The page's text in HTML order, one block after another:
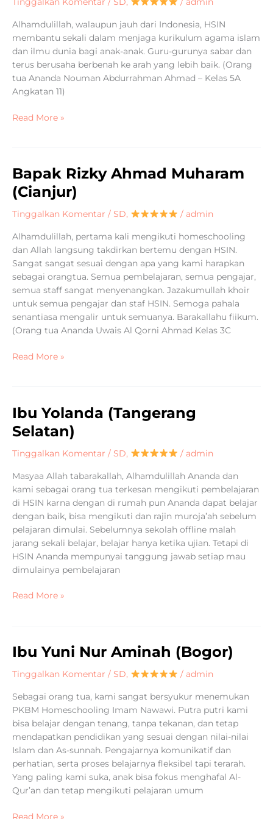
Alhamdulillah, walaupun jauh dari Indonesia, HSIN
membantu sekali dalam menjaga kurikulum agama islam
dan ilmu dunia bagi anak-anak. Guru-gurunya sabar dan
terus berusaha berbenah ke arah yang lebih baik. (Orang
tua Ananda Nouman Abdurrahman Ahmad – Kelas 5A
Angkatan 11)
Arabia)
Read More »
Bapak Rizky Ahmad Muharam
(Cianjur)
Tinggalkan Komentar / SD, / admin
Alhamdulillah, pertama kali mengikuti homeschooling
dan Allah langsung takdirkan bertemu dengan HSIN.
Sangat sangat sesuai dengan apa yang kami harapkan
sebagai orangtua. Semua pembelajaran, semua pengajar,
semua staff sangat menyenangkan. Jazakumullah khoir
untuk semua pengajar dan staf HSIN. Semoga pahala
senantiasa mengalir untuk semuanya. Barakallahu fiikum.
(Orang tua Ananda Uwais Al Qorni Ahmad Kelas 3C
Bapak
Rizky
Ahmad
Muharam
Read More »
Ibu Yolanda (Tangerang
Selatan)
Tinggalkan Komentar / SD, / admin
Masyaa Allah tabarakallah, Alhamdulillah Ananda dan
kami sebagai orang tua terkesan mengikuti pembelajaran
di HSIN karna dengan di rumah pun Ananda dapat belajar
dengan baik, bisa mengikuti dan rajin muroja’ah sebelum
pelajaran dimulai. Sebelumnya sekolah offline malah
jarang sekali belajar, belajar hanya ketika ujian. Tetapi di
HSIN Ananda mempunyai tanggung jawab setiap mau
dimulainya pembelajaran
Ibu
Yolanda
(Tangerang
Selatan)
Read More »
Ibu Yuni Nur Aminah (Bogor)
Tinggalkan Komentar / SD, / admin
Sebagai orang tua, kami sangat bersyukur menemukan
PKBM Homeschooling Imam Nawawi. Putra putri kami
bisa belajar dengan tenang, tanpa tekanan, dan tetap
mendapatkan pendidikan yang sesuai dengan nilai-nilai
Islam dan As-sunnah. Pengajarnya komunikatif dan
perhatian, serta proses belajarnya fleksibel tapi terarah.
Yang paling kami suka, anak bisa fokus menghafal Al-
Qur’an dan tetap mengikuti pelajaran umum
Ibu
Nur
(Bogor)
Read More »